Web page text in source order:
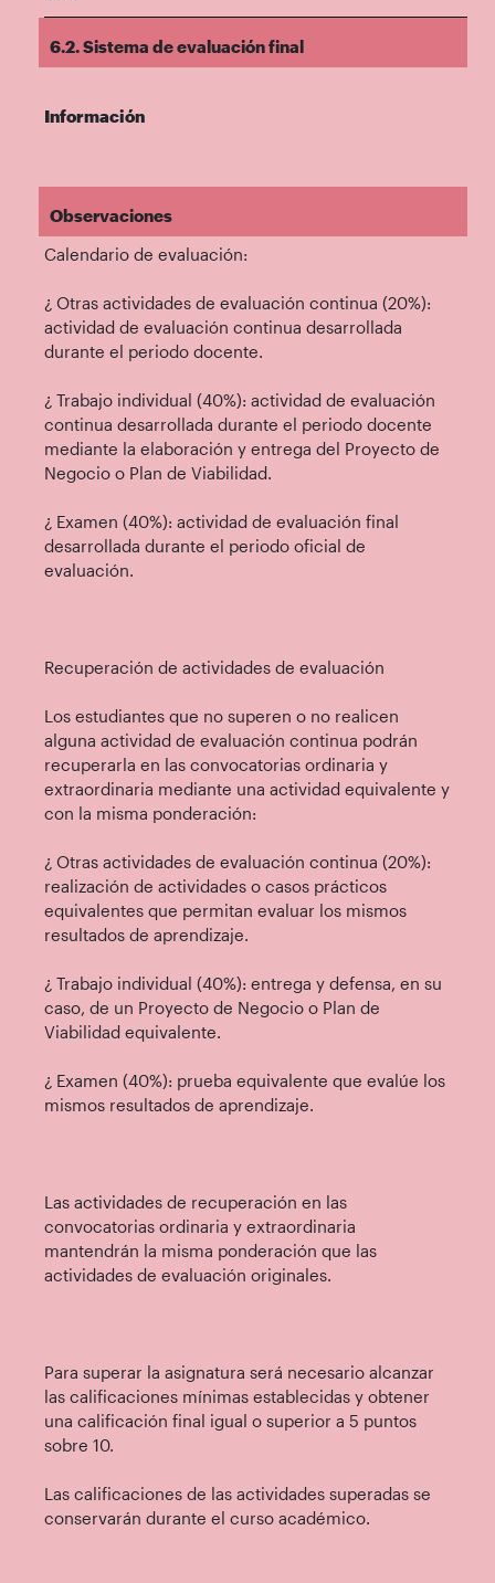
6.2. Sistema de evaluación final
Información
Observaciones
Calendario de evaluación:
¿ Otras actividades de evaluación continua (20%):
actividad de evaluación continua desarrollada
durante el periodo docente.
¿ Trabajo individual (40%): actividad de evaluación
continua desarrollada durante el periodo docente
mediante la elaboración y entrega del Proyecto de
Negocio o Plan de Viabilidad.
¿ Examen (40%): actividad de evaluación final
desarrollada durante el periodo oficial de
evaluación.
Recuperación de actividades de evaluación
Los estudiantes que no superen o no realicen
alguna actividad de evaluación continua podrán
recuperarla en las convocatorias ordinaria y
extraordinaria mediante una actividad equivalente y
con la misma ponderación:
¿ Otras actividades de evaluación continua (20%):
realización de actividades o casos prácticos
equivalentes que permitan evaluar los mismos
resultados de aprendizaje.
¿ Trabajo individual (40%): entrega y defensa, en su
caso, de un Proyecto de Negocio o Plan de
Viabilidad equivalente.
¿ Examen (40%): prueba equivalente que evalúe los
mismos resultados de aprendizaje.
Las actividades de recuperación en las
convocatorias ordinaria y extraordinaria
mantendrán la misma ponderación que las
actividades de evaluación originales.
Para superar la asignatura será necesario alcanzar
las calificaciones mínimas establecidas y obtener
una calificación final igual o superior a 5 puntos
sobre 10.
Las calificaciones de las actividades superadas se
conservarán durante el curso académico.